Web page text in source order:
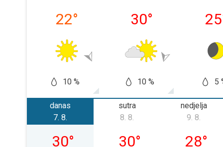
22°
10 %
30°
10 %
25
5
danas
petak, 07. 08.
7. 8.
30°
sutra
subota, 08. 08.
8. 8.
30°
nedjelja
nedjelja,
9. 8.
28°